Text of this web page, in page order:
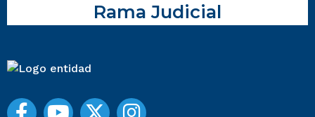
Rama Judicial